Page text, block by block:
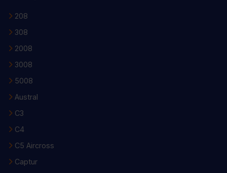
208
308
2008
3008
5008
Austral
C3
C4
C5 Aircross
Captur